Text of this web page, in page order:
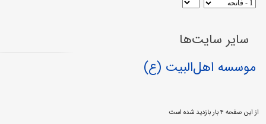
سایر سایت‌ها
موسسه اهل‌البیت (ع)
از این صفحه ۴ بار بازدید شده است